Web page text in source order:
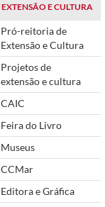
EXTENSÃO E CULTURA
Pró-reitoria de
Extensão e Cultura
Projetos de
extensão e cultura
CAIC
Feira do Livro
Museus
CCMar
Editora e Gráfica